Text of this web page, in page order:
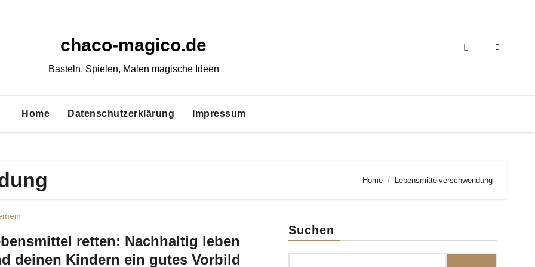
chaco-magico.de
Basteln, Spielen, Malen magische Ideen
Home Datenschutzerklärung Impressum
Home Lebensmittelverschwendung
retten: Nachhaltig leben
deinen Kindern ein gutes Vorbild
Suchen